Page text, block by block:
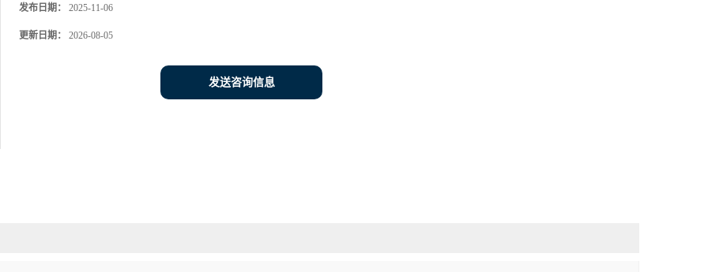
发布日期： 2025-11-06
更新日期： 2026-08-05
发送咨询信息